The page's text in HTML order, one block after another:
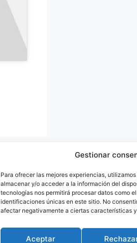
Gestionar
Para ofrecer las mejores experiencias,
almacenar y/o acceder a la información del
tecnologías nos permitirá procesar datos como
identificaciones únicas en este sitio. No
afectar negativamente a ciertas características
Aceptar